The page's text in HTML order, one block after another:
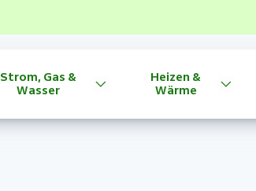
Strom, Gas &
Wasser
Heizen &
Wärme